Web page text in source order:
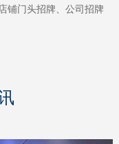
铺门头招牌、公司招牌